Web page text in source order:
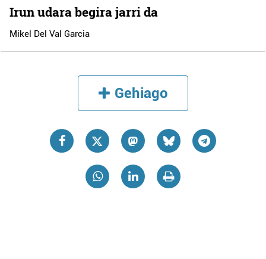
Irun udara begira jarri da
Mikel Del Val Garcia
Gehiago